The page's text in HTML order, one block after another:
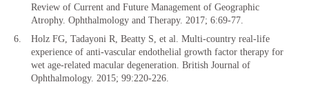
Review of Current and Future Management of Geographic
Atrophy. Ophthalmology and Therapy. 2017; 6:69-77.
Holz FG, Tadayoni R, Beatty S, et al. Multi-country real-life
experience of anti-vascular endothelial growth factor therapy for
wet age-related macular degeneration. British Journal of
Ophthalmology. 2015; 99:220-226.